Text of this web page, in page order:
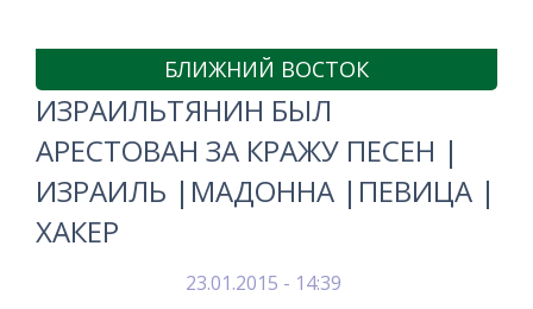
БЛИЖНИЙ ВОСТОК
ИЗРАИЛЬТЯНИН БЫЛ
АРЕСТОВАН ЗА КРАЖУ ПЕСЕН |
ИЗРАИЛЬ |МАДОННА |ПЕВИЦА |
ХАКЕР
23.01.2015 - 14:39